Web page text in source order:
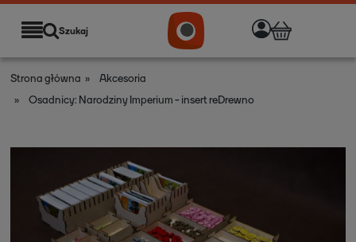
Szukaj
Strona główna »
Akcesoria
»
Osadnicy: Narodziny Imperium - insert reDrewno